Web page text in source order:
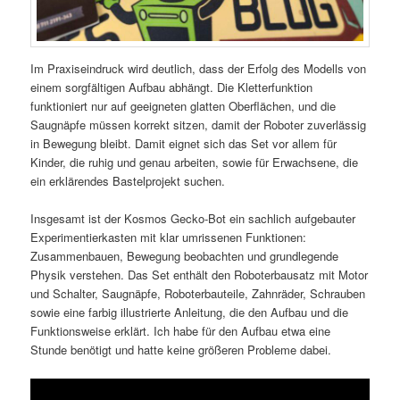
Im Praxiseindruck wird deutlich, dass der Erfolg des Modells von
einem sorgfältigen Aufbau abhängt. Die Kletterfunktion
funktioniert nur auf geeigneten glatten Oberflächen, und die
Saugnäpfe müssen korrekt sitzen, damit der Roboter zuverlässig
in Bewegung bleibt. Damit eignet sich das Set vor allem für
Kinder, die ruhig und genau arbeiten, sowie für Erwachsene, die
ein erklärendes Bastelprojekt suchen.
Insgesamt ist der Kosmos Gecko-Bot ein sachlich aufgebauter
Experimentierkasten mit klar umrissenen Funktionen:
Zusammenbauen, Bewegung beobachten und grundlegende
Physik verstehen. Das Set enthält den Roboterbausatz mit Motor
und Schalter, Saugnäpfe, Roboterbauteile, Zahnräder, Schrauben
sowie eine farbig illustrierte Anleitung, die den Aufbau und die
Funktionsweise erklärt. Ich habe für den Aufbau etwa eine
Stunde benötigt und hatte keine größeren Probleme dabei.